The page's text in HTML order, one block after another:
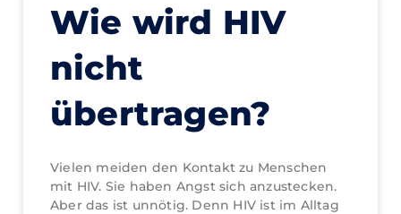
Wie wird HIV
nicht
übertragen?
Vielen meiden den Kontakt zu Menschen
mit HIV. Sie haben Angst sich anzustecken.
Aber das ist unnötig. Denn HIV ist im Alltag